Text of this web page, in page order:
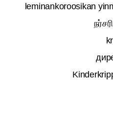
leminankoroosikan